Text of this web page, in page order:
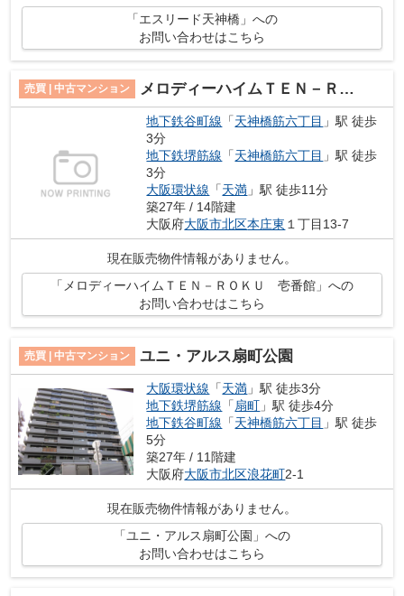
「エスリード天神橋」への
お問い合わせはこちら
売買 | 中古マンション メロディーハイムＴＥＮ－ＲＯＫＵ 壱番館
地下鉄谷町線 「天神橋筋六丁目 」駅 徒歩
3分
地下鉄堺筋線 「天神橋筋六丁目 」駅 徒歩
3分
大阪環状線 「天満 」駅 徒歩11分
築27年 / 14階建
大阪府大阪市北区本庄東 １丁目13-7
現在販売物件情報がありません。
「メロディーハイムＴＥＮ－ＲＯＫＵ 壱番館」への
お問い合わせはこちら
売買 | 中古マンション ユニ・アルス扇町公園
大阪環状線 「天満 」駅 徒歩3分
地下鉄堺筋線 「 扇町 」駅 徒歩4分
地下鉄谷町線 「天神橋筋六丁目 」駅 徒歩
5分
築27年 / 11階建
大阪府大阪市北区浪花町2-1
現在販売物件情報がありません。
「ユニ・アルス扇町公園」への
お問い合わせはこちら